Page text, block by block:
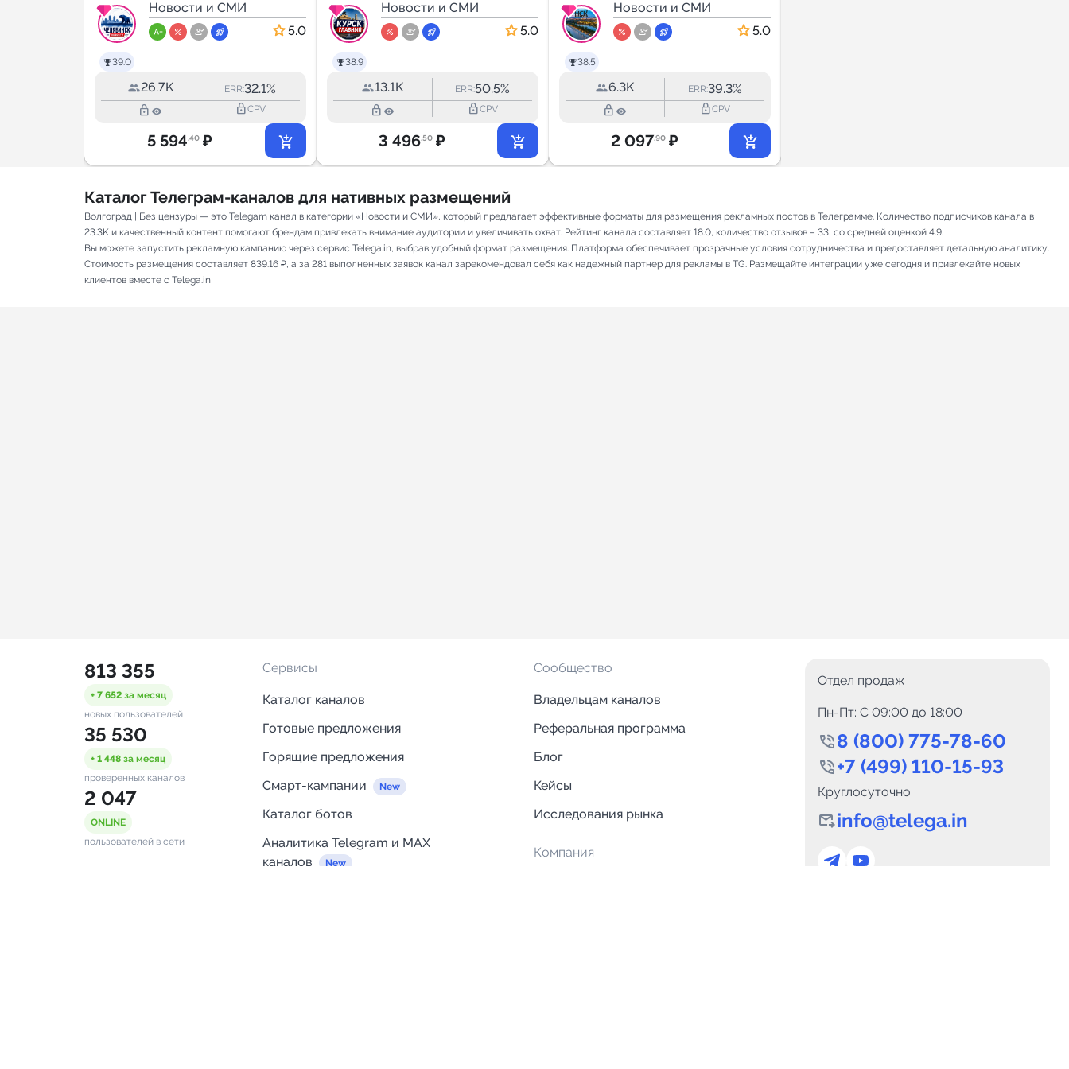
39.0
Новости
Новости и СМИ
5.0
26.7K ERR:32.1%
lock_outline lock_outlineCPV
5 594.40 ₽
38.9
Новости и СМИ
5.0
13.1K ERR:50.5%
lock_outline lock_outlineCPV
3 496.50 ₽
38.5
Сегодня
Новости и СМИ
5.0
6.3K ERR:39.3%
lock_outline lock_outlineCPV
2 097.90 ₽
Каталог Телеграм-каналов для нативных размещений
Волгоград | Без цензуры — это Telegam канал в категории «Новости и СМИ», который предлагает эффективные форматы для размещения рекламных постов в Телеграмме. Количество подписчиков канала в
23.3K и качественный контент помогают брендам привлекать внимание аудитории и увеличивать охват. Рейтинг канала составляет 18.0, количество отзывов – 33, со средней оценкой 4.9.
Вы можете запустить рекламную кампанию через сервис Telega.in, выбрав удобный формат размещения. Платформа обеспечивает прозрачные условия сотрудничества и предоставляет детальную аналитику.
Стоимость размещения составляет 839.16 ₽, а за 281 выполненных заявок канал зарекомендовал себя как надежный партнер для рекламы в TG. Размещайте интеграции уже сегодня и привлекайте новых
клиентов вместе с Telega.in!
813 355
+ 7 652 за месяц
новых пользователей
35 530
+ 1 448 за месяц
проверенных каналов
2 047
ONLINE
пользователей в сети
Сервисы
Каталог каналов
Готовые предложения
Горящие предложения
Смарт-кампании
Каталог ботов
Аналитика Telegram и MAX
каналов
Сообщество
Владельцам каналов
Реферальная программа
Блог
Кейсы
Исследования рынка
Компания
Отдел продаж
Пн-Пт: C 09:00 до 18:00
8 (800) 775-78-60
+7 (499) 110-15-93
Круглосуточно
info@telega.in